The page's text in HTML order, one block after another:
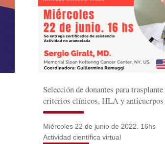
Selección de donantes para
criterios clínicos, HLA y anticuerpos
Miércoles 22 de junio de 2022. 16hs
Actividad científica virtual